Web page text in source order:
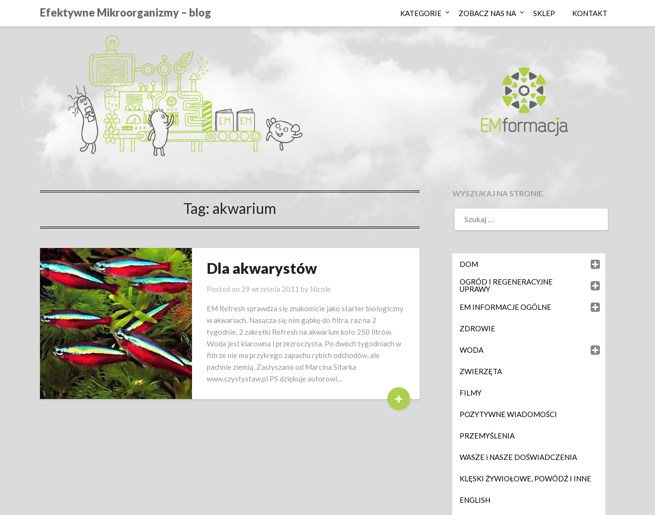
Efektywne Mikroorganizmy – blog KATEGORIE ZOBACZ NAS NA SKLEP KONTAKT
Tag: akwarium
Dla akwarystów
Posted on 29 września 2011 by Nicole
EM Refresh sprawdza się znakomicie jako starter biologiczny
w akwariach. Nasącza się nim gąbkę do filtra, raz na 2
tygodnie, 2 zakrętki Refresh na akwarium koło 250 litrów.
Woda jest klarowna i przezroczysta. Po dwóch tygodniach w
filtrze nie ma przykrego zapachu rybich odchodów, ale
pachnie ziemią. Zasłyszano od Marcina Sitarka
www.czystystaw.pl PS dziękuje autorowi…
+
WYSZUKAJ NA STRONIE
DOM
OGRÓD I REGENERACYJNE
UPRAWY
EM INFORMACJE OGÓLNE
ZDROWIE
WODA
ZWIERZĘTA
FILMY
POZYTYWNE WIADOMOŚCI
PRZEMYŚLENIA
WASZE i NASZE DOŚWIADCZENIA
KLĘSKI ŻYWIOŁOWE, POWÓDŹ I INNE
ENGLISH